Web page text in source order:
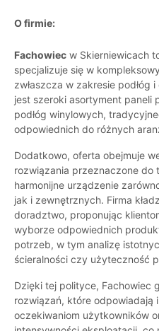
O firmie:
Fachowiec w Skierniewicach
specjalizuje się w
zwłaszcza w zakresie podłóg
jest szeroki asortyment paneli
podłóg winylowych,
odpowiednich do różnych
Dodatkowo, oferta obejmuje
rozwiązania przeznaczone do
harmonijne urządzenie
jak i zewnętrznych. Firma
doradztwo, proponując
wyborze odpowiednich
potrzeb, w tym analizę
ścieralności czy użyteczność
Dzięki tej polityce, Fachowiec
rozwiązań, które odpowiadają
oczekiwaniom użytkowników